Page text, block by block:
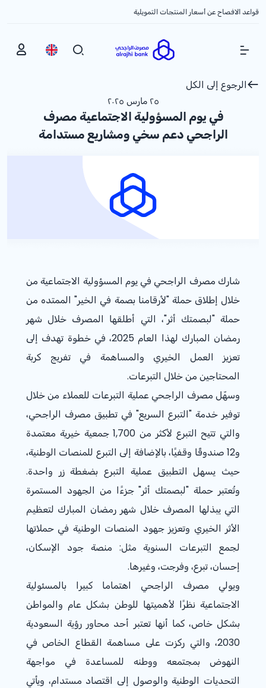
قواعد الافصاح عن أسعار المنتجات التمويلية
Show Menu
الرجوع إلى الكل
٢٥ مارس ٢٠٢٥
في يوم المسؤولية الاجتماعية مصرف
الراجحي دعم سخي ومشاريع مستدامة
شارك مصرف الراجحي في يوم المسؤولية الاجتماعية من
خلال إطلاق حملة "لأرقامنا بصمة في الخير" الممتده من
حملة "لبصمتك أثر"، التي أطلقها المصرف خلال شهر
رمضان المبارك لهذا العام 2025، في خطوة تهدف إلى
تعزيز العمل الخيري والمساهمة في تفريج كربة
المحتاجين من خلال التبرعات.
وسهّل مصرف الراجحي عملية التبرعات للعملاء من خلال
توفير خدمة "التبرع السريع" في تطبيق مصرف الراجحي،
والتي تتيح التبرع لأكثر من 1,700 جمعية خيرية معتمدة
و12 صندوقًا وقفيًا، بالإضافة إلى التبرع للمنصات الوطنية،
حيث يسهل التطبيق عملية التبرع بضغطة زر واحدة.
وتُعتبر حملة "لبصمتك أثر" جزءًا من الجهود المستمرة
التي يبذلها المصرف خلال شهر رمضان المبارك لتعظيم
الأثر الخيري وتعزيز جهود المنصات الوطنية في حملاتها
لجمع التبرعات السنوية مثل: منصة جود الإسكان،
إحسان، تبرع، وفرجت، وغيرها.
ويولي مصرف الراجحي اهتماما كبيرا بالمسئولية
الاجتماعية نظرًا لأهميتها للوطن بشكل عام والمواطن
بشكل خاص، كما أنها تعتبر أحد محاور رؤية السعودية
2030، والتي ركزت على مساهمة القطاع الخاص في
النهوض بمجتمعه ووطنه للمساعدة في مواجهة
التحديات الوطنية والوصول إلى اقتصاد مستدام، ويأتي